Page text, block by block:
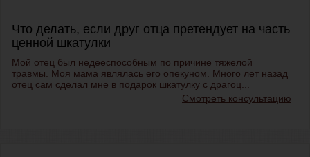
Что делать, если друг отца претендует на часть
ценной шкатулки
Мой отец был недееспособным по причине тяжелой
травмы. Моя мама являлась его опекуном. Много лет назад
отец сам сделал мне в подарок шкатулку с драгоц...
Смотреть консультацию